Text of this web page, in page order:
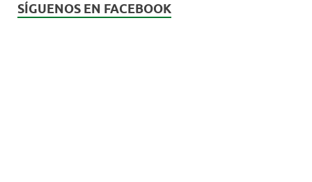
SÍGUENOS EN FACEBOOK